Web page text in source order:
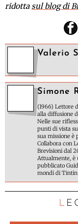
ridotta sul blog di
Valerio
Simone
(1966) Lettore
alla diffusione
Nelle sue
punti di vista
sua missione è
Collabora con
Brevisioni dal
Attualmente, è
pubblicato
mondi di Tintin